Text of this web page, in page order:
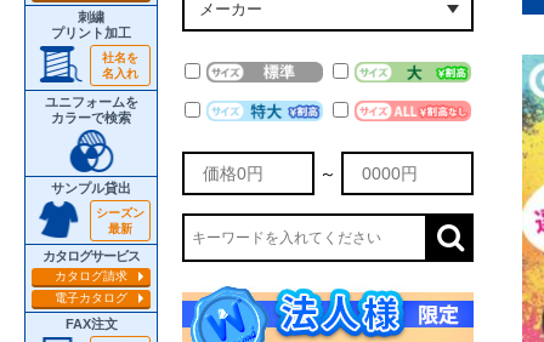
刺繍
プリント加工
社名を
名入れ
ユニフォームを
カラーで検索
サンプル貸出
シーズン
最新
カタログサービス
カタログ請求
電子カタログ
FAX注文
～